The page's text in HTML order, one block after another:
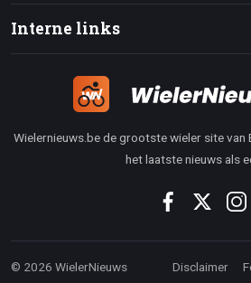
Interne links
Wielernieuws.be de grootste wieler site van
het laatste nieuws als
© 2026 WielerNieuws Disclaimer